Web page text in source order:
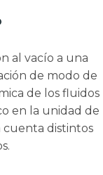
al vacío a una
de modo de
de los fluidos
en la unidad de
cuenta distintos